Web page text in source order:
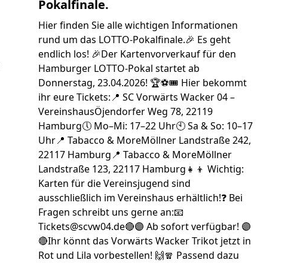
Pokalfinale.
Hier finden Sie alle wichtigen Informationen
rund um das LOTTO-Pokalfinale.🎉 Es geht
endlich los! 🎉Der Kartenvorverkauf für den
Hamburger LOTTO-Pokal startet ab
Donnerstag, 23.04.2026! 🏆⚽🎟️ Hier bekommt
ihr eure Tickets:📍 SC Vorwärts Wacker 04 –
VereinshausÖjendorfer Weg 78, 22119
Hamburg🕔 Mo–Mi: 17–22 Uhr🕙 Sa & So: 10–17
Uhr📍 Tabacco & MoreMöllner Landstraße 242,
22117 Hamburg📍 Tabacco & MoreMöllner
Landstraße 123, 22117 Hamburg👧👦 Wichtig:
Karten für die Vereinsjugend sind
ausschließlich im Vereinshaus erhältlich!❓ Bei
Fragen schreibt uns gerne an:📧
Tickets@scvw04.de‍🔴🟣 Ab sofort verfügbar! 🟣
🔴Ihr könnt das Vorwärts Wacker Trikot jetzt in
Rot und Lila vorbestellen! 🙌🧣 Passend dazu